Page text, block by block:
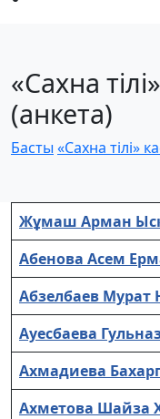
«Сахна
(анкета)
Басты «Сахна тілі»
Жұмаш
Абенова Асем
Абзелбаев
Ауесбаева
Ахмадиева
Ахметова Шайза